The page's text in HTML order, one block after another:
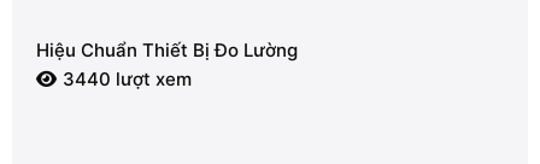
Hiệu Chuẩn Thiết Bị Đo Lường
3440 lượt xem